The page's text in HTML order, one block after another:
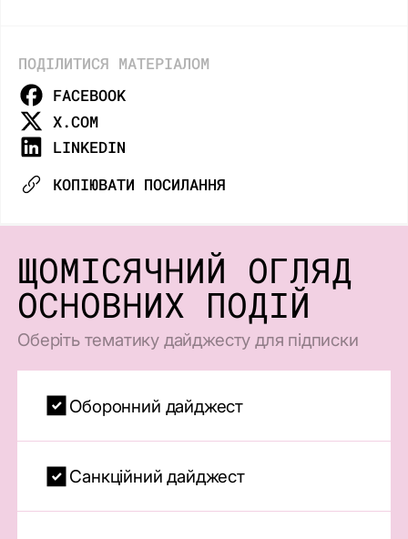
ПОДІЛИТИСЯ МАТЕРІАЛОМ
FACEBOOK
X.COM
LINKEDIN
КОПІЮВАТИ ПОСИЛАННЯ
ЩОМІСЯЧНИЙ ОГЛЯД
ОСНОВНИХ ПОДІЙ
Оберіть тематику дайджесту для підписки
Оборонний дайджест
Санкційний дайджест